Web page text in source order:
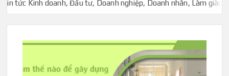
Kinh doanh, Đầu tư, Doanh nghiệp, Doanh nhân, Làm giàu